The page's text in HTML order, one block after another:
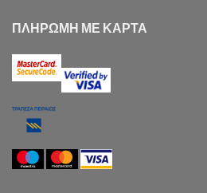
ΠΛΗΡΩΜΗ ΜΕ ΚΑΡΤΑ